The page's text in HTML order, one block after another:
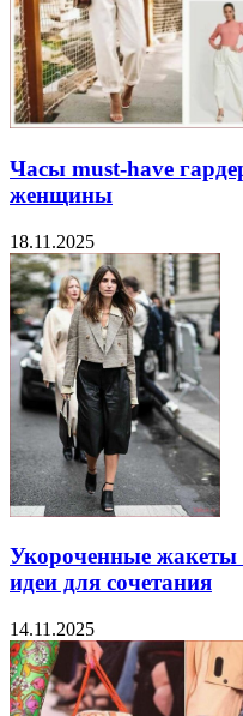
Часы must-have
женщины
18.11.2025
Укороченные
идеи для сочетания
14.11.2025